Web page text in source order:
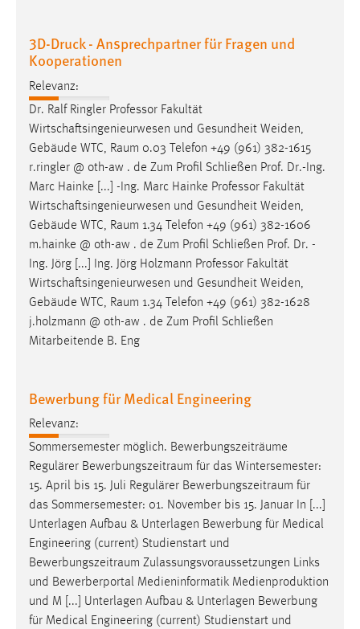
3D-Druck - Ansprechpartner für Fragen und
Kooperationen
Relevanz:
Dr. Ralf Ringler Professor Fakultät
Wirtschaftsingenieurwesen und Gesundheit Weiden,
Gebäude WTC, Raum 0.03 Telefon +49 (961) 382-1615
r.ringler @ oth-aw . de Zum Profil Schließen Prof. Dr.-Ing.
Marc Hainke [...] -Ing. Marc Hainke Professor Fakultät
Wirtschaftsingenieurwesen und Gesundheit Weiden,
Gebäude WTC, Raum 1.34 Telefon +49 (961) 382-1606
m.hainke @ oth-aw . de Zum Profil Schließen Prof. Dr. -
Ing. Jörg [...] Ing. Jörg Holzmann Professor Fakultät
Wirtschaftsingenieurwesen und Gesundheit Weiden,
Gebäude WTC, Raum 1.34 Telefon +49 (961) 382-1628
j.holzmann @ oth-aw . de Zum Profil Schließen
Mitarbeitende B. Eng
Bewerbung für Medical Engineering
Relevanz:
Sommersemester möglich. Bewerbungszeiträume
Regulärer Bewerbungszeitraum für das Wintersemester:
15. April bis 15. Juli Regulärer Bewerbungszeitraum für
das Sommersemester: 01. November bis 15. Januar In [...]
Unterlagen Aufbau & Unterlagen Bewerbung für Medical
Engineering (current) Studienstart und
Bewerbungszeitraum Zulassungsvoraussetzungen Links
und Bewerberportal Medieninformatik Medienproduktion
und M [...] Unterlagen Aufbau & Unterlagen Bewerbung
für Medical Engineering (current) Studienstart und
5e9dbeb1811c0446 = Sitzungslaufzeit, mibew_locale = 3
Jahre, MIBEW_UserID = 1 Jahr
Login
Name:
fe_user, be_user, be_lastLoginProvider
Zweck:
Dieser Cookie ist notwendig um sich an der Website
einloggen zu können.
Cookie Laufzeit:
24 Stunden
STATISTIK
unsere Besucher unsere Website nutzen.
Matomo
Name:
_pk_ref, _pk_cvar, _pk_id, _pk_ses
Zweck:
Zugriffsstatistik
Cookie Laufzeit:
Max. 13 Monate